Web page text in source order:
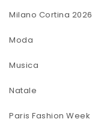
Milano Cortina 2026
Moda
Musica
Natale
Paris Fashion Week